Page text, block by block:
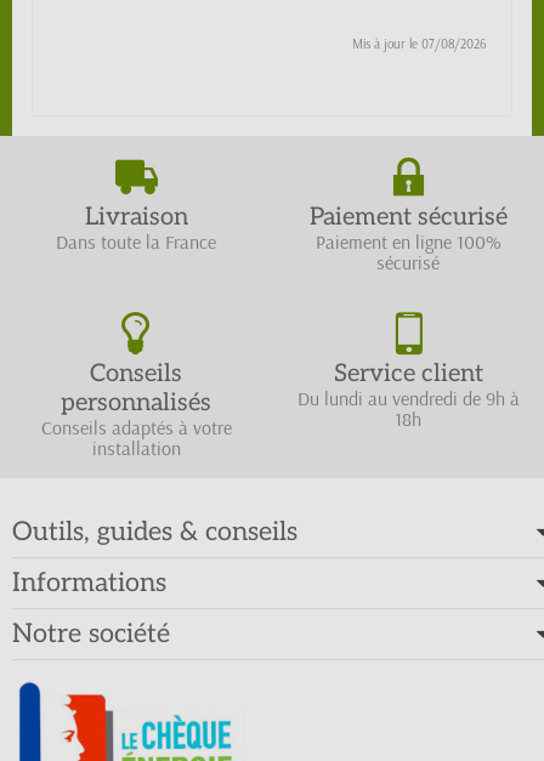
Mis à jour le 07/08/2026
Livraison
Dans toute la France
Paiement sécurisé
Paiement en ligne 100%
sécurisé
Conseils
personnalisés
Conseils adaptés à votre
installation
Service client
Du lundi au vendredi de 9h à
18h
Outils, guides & conseils
Informations
Notre société